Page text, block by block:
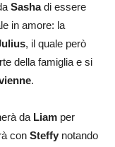
Sashadi essere
in amore: la
, il quale però
della famiglia e si
.
da Liam per
con Steffy notando